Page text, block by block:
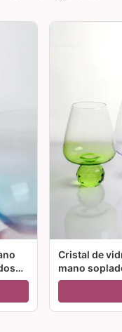
Cristal de
mano
color y